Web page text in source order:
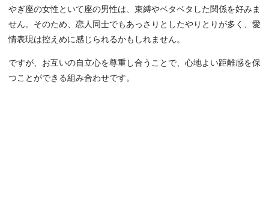
やぎ座の女性といて座の男性は、束縛やベタベタした関係を好みま
せん。そのため、恋人同士でもあっさりとしたやりとりが多く、愛
情表現は控えめに感じられるかもしれません。
ですが、お互いの自立心を尊重し合うことで、心地よい距離感を保
つことができる組み合わせです。